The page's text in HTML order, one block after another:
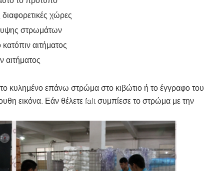
χώρες
στρωμάτων
αιτήματος
αιτήματος
κυλημένο επάνω στρώμα στο κιβώτιο ή το έγγραφο του
εικόνα. Εάν θέλετε falt συμπίεσε το στρώμα με την